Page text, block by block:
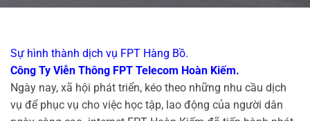
Sự hình thành dịch vụ FPT Hàng Bồ.
Công Ty Viễn Thông FPT Telecom Hoàn Kiếm.
Ngày nay, xã hội phát triển, kéo theo những nhu cầu dịch
vụ để phục vụ cho việc học tập, lao động của người dân